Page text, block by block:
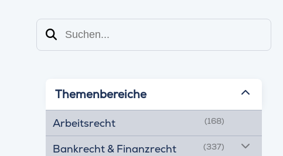
Suchen
Themenbereiche
Arbeitsrecht (168)
Bankrecht & Finanzrecht (337)